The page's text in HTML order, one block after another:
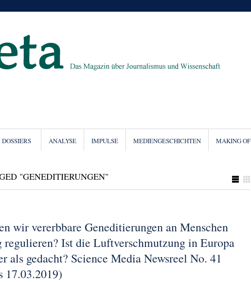
DOSSIERS ANALYSE IMPULSE MEDIENGESCHICHTEN MAKING OF
"GENEDITIERUNGEN"
wir vererbbare Geneditierungen an Menschen
regulieren? Ist die Luftverschmutzung in Europa
als gedacht? Science Media Newsreel No. 41
17.03.2019)